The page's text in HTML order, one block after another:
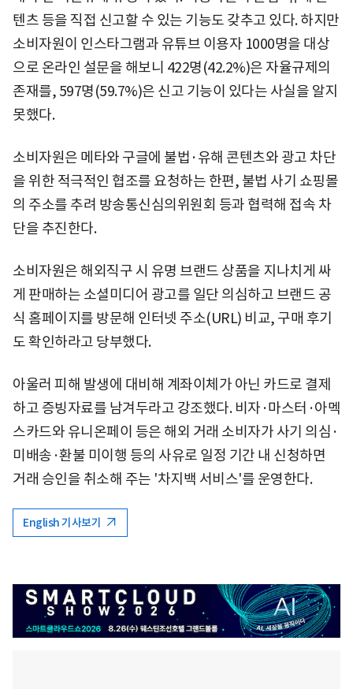
텐츠 등을 직접 신고할 수 있는 기능도 갖추고 있다. 하지만
소비자원이 인스타그램과 유튜브 이용자 1000명을 대상
으로 온라인 설문을 해보니 422명(42.2%)은 자율규제의
존재를, 597명(59.7%)은 신고 기능이 있다는 사실을 알지
못했다.
소비자원은 메타와 구글에 불법·유해 콘텐츠와 광고 차단
을 위한 적극적인 협조를 요청하는 한편, 불법 사기 쇼핑몰
의 주소를 추려 방송통신심의위원회 등과 협력해 접속 차
단을 추진한다.
소비자원은 해외직구 시 유명 브랜드 상품을 지나치게 싸
게 판매하는 소셜미디어 광고를 일단 의심하고 브랜드 공
식 홈페이지를 방문해 인터넷 주소(URL) 비교, 구매 후기
도 확인하라고 당부했다.
아울러 피해 발생에 대비해 계좌이체가 아닌 카드로 결제
하고 증빙자료를 남겨두라고 강조했다. 비자·마스터·아멕
스카드와 유니온페이 등은 해외 거래 소비자가 사기 의심·
미배송·환불 미이행 등의 사유로 일정 기간 내 신청하면
거래 승인을 취소해 주는 '차지백 서비스'를 운영한다.
English 기사보기